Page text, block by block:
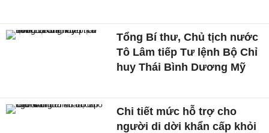
Tổng Bí thư, Chủ tịch nước
Tô Lâm tiếp Tư lệnh Bộ Chỉ
huy Thái Bình Dương Mỹ
Chi tiết mức hỗ trợ cho
người di dời khẩn cấp khỏi